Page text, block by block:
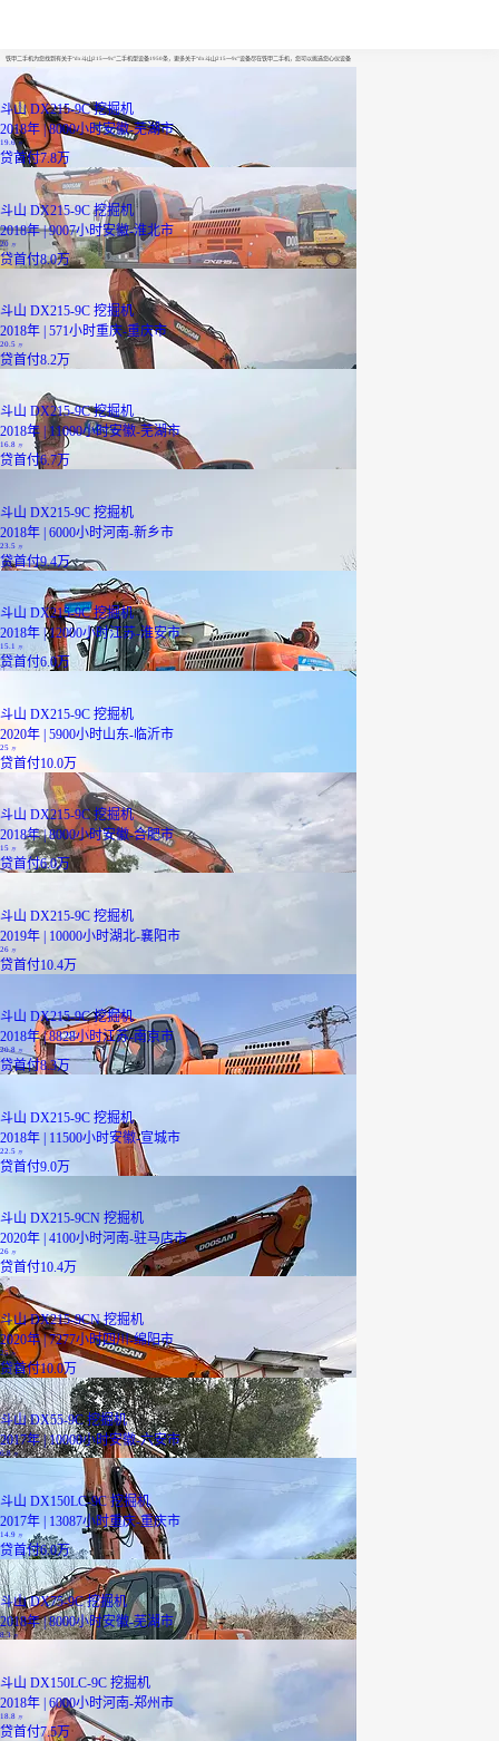
铁甲二手机为您找到有关于“dx斗山215一9c”二手机型设备1950条，更多关于“dx斗山215一9c”设备尽在铁甲二手机，您可以挑选您心仪设备
斗山 DX215-9C 挖掘机
2018年 | 8000小时安徽-芜湖市
19.6 万
贷首付7.8万
斗山 DX215-9C 挖掘机
2018年 | 9007小时安徽-淮北市
20
贷首付8.0万
斗山 DX215-9C 挖掘机
2018年 | 571小时重庆-重庆市
20.5 万
贷首付8.2万
斗山 DX215-9C 挖掘机
2018年 | 11000小时安徽-芜湖市
16.8 万
贷首付6.7万
斗山 DX215-9C 挖掘机
2018年 | 6000小时河南-新乡市
23.5 万
贷首付9.4万
斗山 DX215-9C 挖掘机
2018年 | 12000小时江苏-淮安市
15.1 万
贷首付6.0万
斗山 DX215-9C 挖掘机
2020年 | 5900小时山东-临沂市
25 万
贷首付10.0万
斗山 DX215-9C 挖掘机
2018年 | 8000小时安徽-合肥市
15 万
贷首付6.0万
斗山 DX215-9C 挖掘机
2019年 | 10000小时湖北-襄阳市
26 万
贷首付10.4万
斗山 DX215-9C 挖掘机
2018年 | 8828小时江苏-南京市
20.8 万
贷首付8.3万
斗山 DX215-9C 挖掘机
2018年 | 11500小时安徽-宣城市
22.5
贷首付9.0万
斗山 DX215-9CN 挖掘机
2020年 | 4100小时河南-驻马店市
26 万
贷首付10.4万
斗山 DX215-9CN 挖掘机
2020年 | 7277小时四川-绵阳市
25 万
贷首付10.0万
斗山 DX55-9C 挖掘机
2017年 | 10000小时安徽-六安市
6.8万
斗山 DX150LC-9C 挖掘机
2017年 | 13087小时重庆-重庆市
14.9
贷首付6.0万
斗山 DX75-9C 挖掘机
2018年 | 8000小时安徽-芜湖市
8.3万
斗山 DX150LC-9C 挖掘机
2018年 | 6000小时河南-郑州市
18.8
贷首付7.5万